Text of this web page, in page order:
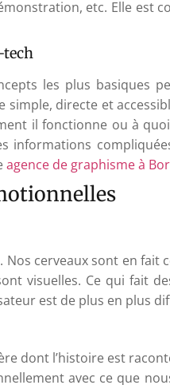
etc. Elle est
tech
les plus basiques
directe et
il fonctionne ou à
informations
agence de graphisme à
cerveaux sont en fait
visuelles. Ce qui fait
est de plus en plus
dont l’histoire est
avec ce que